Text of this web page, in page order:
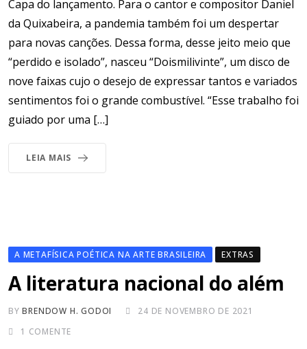
Capa do lançamento. Para o cantor e compositor Daniel
da Quixabeira, a pandemia também foi um despertar
para novas canções. Dessa forma, desse jeito meio que
“perdido e isolado”, nasceu “Doismilivinte”, um disco de
nove faixas cujo o desejo de expressar tantos e variados
sentimentos foi o grande combustível. “Esse trabalho foi
guiado por uma […]
LEIA MAIS
A METAFÍSICA POÉTICA NA ARTE BRASILEIRA EXTRAS
A literatura nacional do além
BYBRENDOW H. GODOI
24 DE NOVEMBRO DE 2021
1 COMENTE